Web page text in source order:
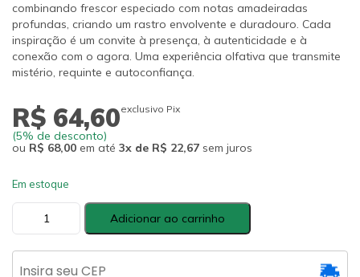
combinando frescor especiado com notas amadeiradas
profundas, criando um rastro envolvente e duradouro. Cada
inspiração é um convite à presença, à autenticidade e à
conexão com o agora. Uma experiência olfativa que transmite
mistério, requinte e autoconfiança.
R$ 64,60exclusivo Pix
(5% de desconto)
ou R$ 68,00 em até 3x de R$ 22,67 sem juros
Em estoque
Saint
Wood
·
Adicionar ao carrinho